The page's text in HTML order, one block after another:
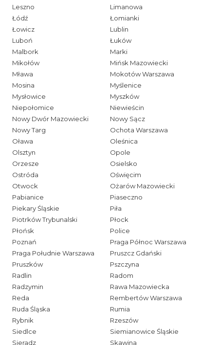
Leszno
Limanowa
Łódź
Łomianki
Łowicz
Lublin
Luboń
Łuków
Malbork
Marki
Mikołów
Mińsk Mazowiecki
Mława
Mokotów Warszawa
Mosina
Myślenice
Mysłowice
Myszków
Niepołomice
Niewieścin
Nowy Dwór Mazowiecki
Nowy Sącz
Nowy Targ
Ochota Warszawa
Oława
Oleśnica
Olsztyn
Opole
Orzesze
Osielsko
Ostróda
Oświęcim
Otwock
Ożarów Mazowiecki
Pabianice
Piaseczno
Piekary Śląskie
Piła
Piotrków Trybunalski
Płock
Płońsk
Police
Poznań
Praga Północ Warszawa
Praga Południe Warszawa
Pruszcz Gdański
Pruszków
Pszczyna
Radlin
Radom
Radzymin
Rawa Mazowiecka
Reda
Rembertów Warszawa
Ruda Śląska
Rumia
Rybnik
Rzeszów
Siedlce
Siemianowice Śląskie
Sieradz
Skawina